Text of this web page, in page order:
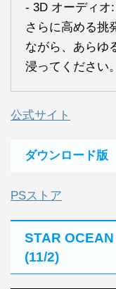
- 3D オーディオ
さらに高める挑
ながら、あらゆ
浸ってください。
公式サイト
ダウンロード版
PSストア
STAR
(11/2)